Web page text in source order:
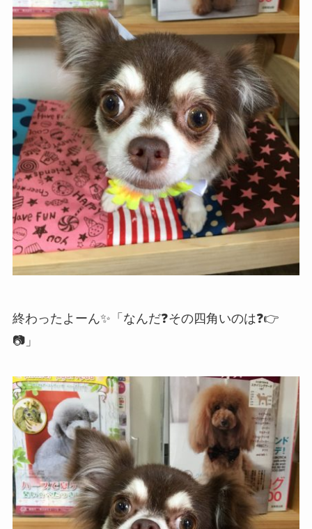
終わったよーん✨「なんだ❓その四角いのは❓👉
📷」